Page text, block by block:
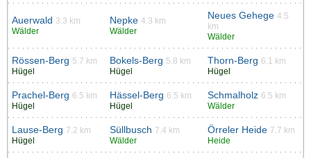
Auerwald 3.3 km
Wälder
Nepke 4.3 km
Wälder
Neues Gehege 4.5
km
Wälder
Rössen-Berg 5.7 km
Hügel
Bokels-Berg 5.8 km
Hügel
Thorn-Berg 6.1 km
Hügel
Prachel-Berg 6.5 km
Hügel
Hässel-Berg 6.5 km
Hügel
Schmalholz 6.5 km
Wälder
Lause-Berg 7.2 km
Hügel
Süllbusch 7.4 km
Wälder
Örreler Heide 7.7 km
Heide